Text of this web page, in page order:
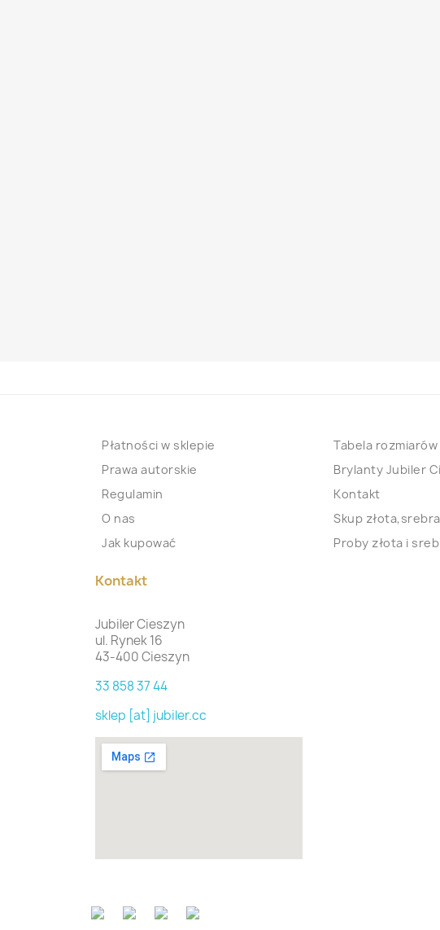
Płatności w sklepie
Prawa autorskie
Regulamin
O nas
Jak kupować
Tabela
Brylanty Jubiler
Kontakt
Skup złota,srebra
Proby złota i
Kontakt
Jubiler Cieszyn
ul. Rynek 16
43-400 Cieszyn
33 858 37 44
sklep [at] jubiler.cc